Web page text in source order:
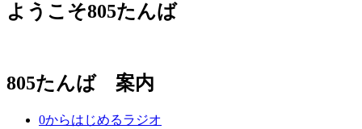
ようこそ805たんば
805たんば 案内
0からはじめるラジオ